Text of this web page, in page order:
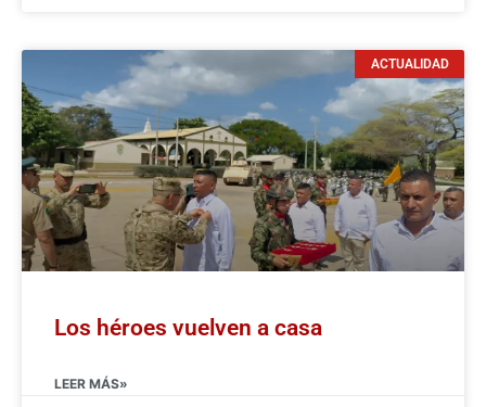
ACTUALIDAD
Los héroes vuelven a casa
LEER MÁS»